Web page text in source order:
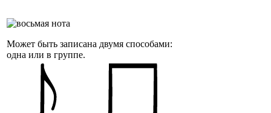
Может быть записана двумя способами:
одна или в группе.